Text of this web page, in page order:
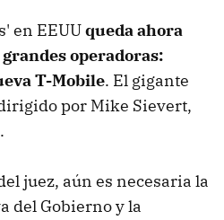
en EEUUqueda ahora
operadoras:
T-Mobile. El gigante
por Mike Sievert,
juez, aún es necesaria la
del Gobierno y la